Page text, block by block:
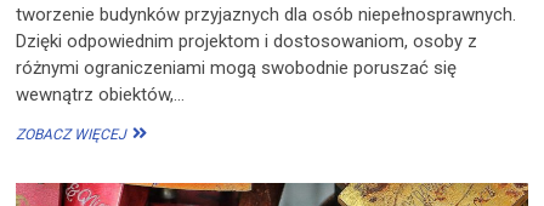
tworzenie budynków przyjaznych dla osób niepełnosprawnych.
Dzięki odpowiednim projektom i dostosowaniom, osoby z
różnymi ograniczeniami mogą swobodnie poruszać się
wewnątrz obiektów,…
ZOBACZ WIĘCEJBUDYNKI
NIEPEŁNOSPRAWNYCH